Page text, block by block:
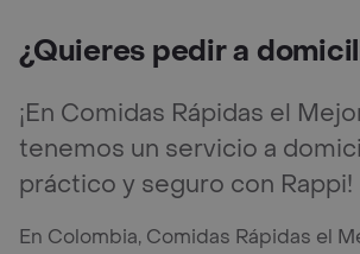
¿Quieres pedir a
¡En Comidas Rápidas el
tenemos un servicio a
práctico y seguro con Rappi!
En Colombia, Comidas Rápidas el